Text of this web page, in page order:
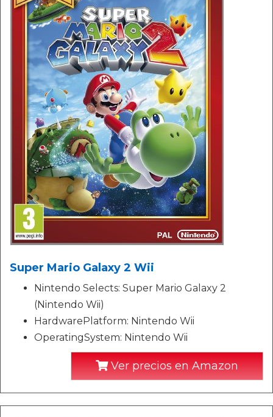
Super Mario Galaxy 2 Wii
Nintendo Selects: Super Mario Galaxy 2
(Nintendo Wii)
HardwarePlatform: Nintendo Wii
OperatingSystem: Nintendo Wii
Ver precios en Amazon